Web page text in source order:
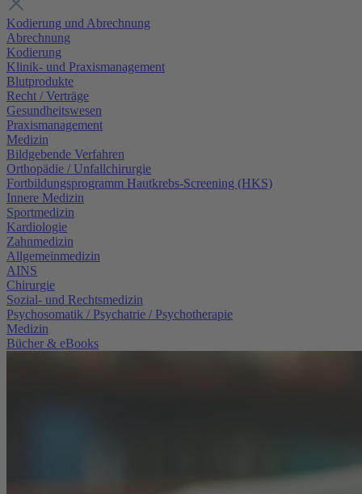
Kodierung und Abrechnung
Abrechnung
Kodierung
Klinik- und Praxismanagement
Blutprodukte
Recht / Verträge
Gesundheitswesen
Praxismanagement
Medizin
Bildgebende Verfahren
Orthopädie / Unfallchirurgie
Fortbildungsprogramm Hautkrebs-Screening (HKS)
Innere Medizin
Sportmedizin
Kardiologie
Zahnmedizin
Allgemeinmedizin
AINS
Chirurgie
Sozial- und Rechtsmedizin
Psychosomatik / Psychatrie / Psychotherapie
Medizin
Bücher & eBooks